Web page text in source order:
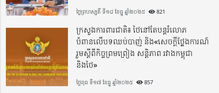
ថ្ងៃព្រហស្បតិ៍ ទី១៨ ខែធ្នូ ឆ្នាំ២០២៥ 821
ក្រសួងការពារជាតិ៖ ថៃនៅតែបន្តរំលោភ
បំពានលើបទឈប់បាញ់ និង«សេចក្តីថ្លែងការណ៍
រួមស្តីពីកិច្ចព្រមព្រៀង សន្តិភាព រវាងកម្ពុជា
និងថៃ»
ថ្ងៃពុធ ទី១៧ ខែធ្នូ ឆ្នាំ២០២៥ 857